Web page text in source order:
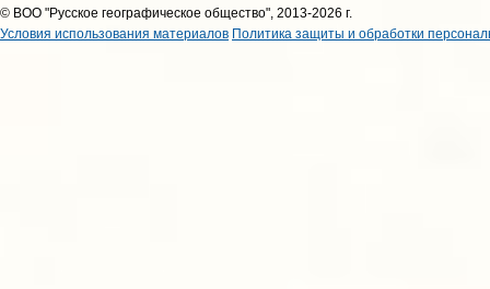
© ВОО "Русское географическое общество", 2013-2026 г.
Условия использования материалов Политика защиты и обработки